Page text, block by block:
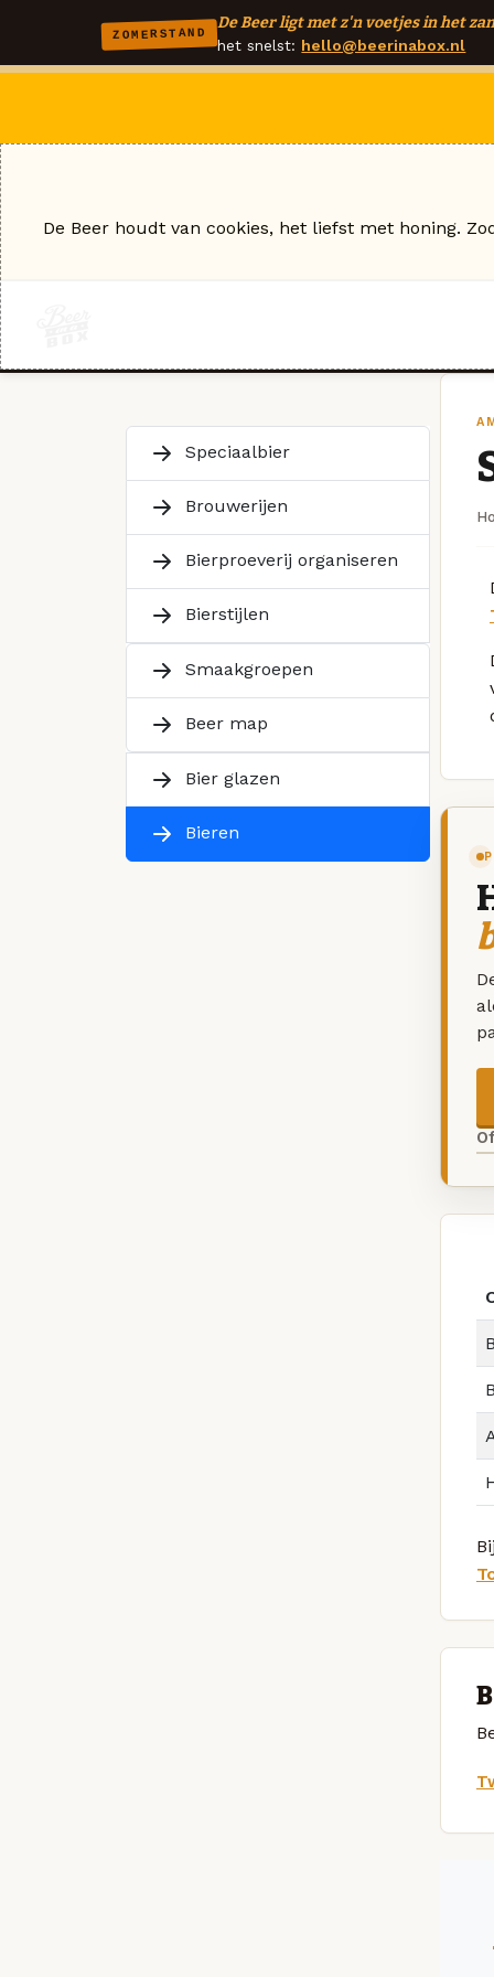
ZOMERSTAND
De Beer ligt met z'n voetjes in het
het snelst: hello@beerinabox.nl
Speciaalbier
Brouwerijen
Bierproeverij organiseren
Bierstijlen
Smaakgroepen
Beer map
Bier glazen
Bieren
De Beer houdt van cookies, het liefst met honing.